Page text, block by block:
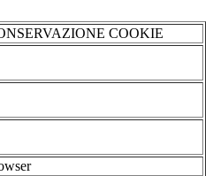
COOKIE